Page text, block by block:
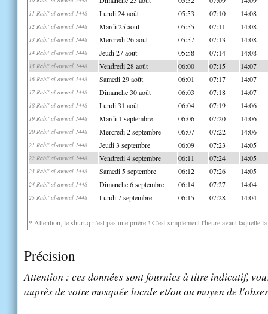
11 Rabi' al-awwal 1448 Lundi 24 août 05:53 07:10 14:08
12 Rabi' al-awwal 1448 Mardi 25 août 05:55 07:11 14:08
13 Rabi' al-awwal 1448 Mercredi 26 août 05:57 07:13 14:08
14 Rabi' al-awwal 1448 Jeudi 27 août 05:58 07:14 14:08
15 Rabi' al-awwal 1448 Vendredi 28 août 06:00 07:15 14:07
16 Rabi' al-awwal 1448 Samedi 29 août 06:01 07:17 14:07
17 Rabi' al-awwal 1448 Dimanche 30 août 06:03 07:18 14:07
18 Rabi' al-awwal 1448 Lundi 31 août 06:04 07:19 14:06
19 Rabi' al-awwal 1448 Mardi 1 septembre 06:06 07:20 14:06
20 Rabi' al-awwal 1448 Mercredi 2 septembre 06:07 07:22 14:06
21 Rabi' al-awwal 1448 Jeudi 3 septembre 06:09 07:23 14:05
22 Rabi' al-awwal 1448 Vendredi 4 septembre 06:11 07:24 14:05
23 Rabi' al-awwal 1448 Samedi 5 septembre 06:12 07:26 14:05
24 Rabi' al-awwal 1448 Dimanche 6 septembre 06:14 07:27 14:04
25 Rabi' al-awwal 1448 Lundi 7 septembre 06:15 07:28 14:04
* Attention, le shuruq n'est pas une prière ! C'est simplement l'heure avant laquelle
Précision
Attention : ces données sont fournies à titre indicatif,
auprès de votre mosquée locale et/ou au moyen de